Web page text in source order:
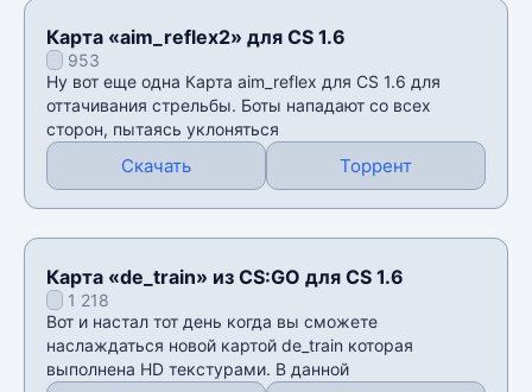
Карта «aim_reflex2» для CS 1.6
953
Ну вот еще одна Карта aim_reflex для CS 1.6 для
оттачивания стрельбы. Боты нападают со всех
сторон, пытаясь уклоняться
Скачать Торрент
Карта «de_train» из CS:GO для CS 1.6
1 218
Вот и настал тот день когда вы сможете
наслаждаться новой картой de_train которая
выполнена HD текстурами. В данной